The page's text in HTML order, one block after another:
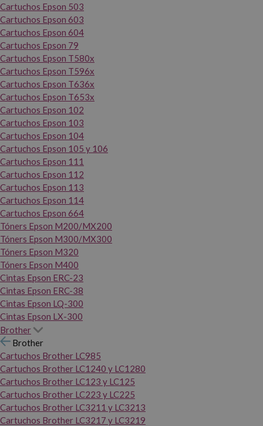
Cartuchos Epson 503
Cartuchos Epson 603
Cartuchos Epson 604
Cartuchos Epson 79
Cartuchos Epson T580x
Cartuchos Epson T596x
Cartuchos Epson T636x
Cartuchos Epson T653x
Cartuchos Epson 102
Cartuchos Epson 103
Cartuchos Epson 104
Cartuchos Epson 105 y 106
Cartuchos Epson 111
Cartuchos Epson 112
Cartuchos Epson 113
Cartuchos Epson 114
Cartuchos Epson 664
Tóners Epson M200/MX200
Tóners Epson M300/MX300
Tóners Epson M320
Tóners Epson M400
Cintas Epson ERC-23
Cintas Epson ERC-38
Cintas Epson LQ-300
Cintas Epson LX-300
Brother
Brother
Cartuchos Brother LC985
Cartuchos Brother LC1240 y LC1280
Cartuchos Brother LC123 y LC125
Cartuchos Brother LC223 y LC225
Cartuchos Brother LC3211 y LC3213
Cartuchos Brother LC3217 y LC3219